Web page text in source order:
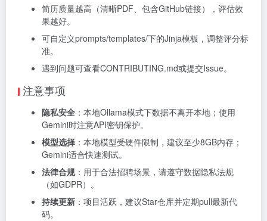
简历质量越高（清晰PDF、包含GitHub链接），评估效
果越好。
可自定义prompts/templates/下的Jinja模板，调整评分标
准。
遇到问题可查看CONTRIBUTING.md或提交Issue。
注意事项
隐私安全 ：本地Ollama模式下数据不离开本地；使用
Gemini时注意API密钥保护。
模型选择 ：本地模型受硬件限制，建议至少8GB内存；
Gemini适合快速测试。
法律合规：用于合法招聘场景，请遵守数据隐私法规
（如GDPR）。
持续更新 ：项目活跃，建议Star仓库并定期pull最新代
码。